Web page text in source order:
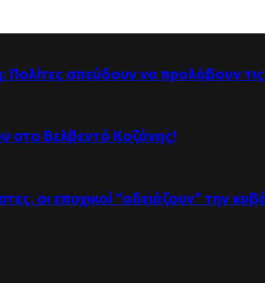
Πολίτες σπεύδουν να προλάβουν
στο Βελβεντό Κοζάνης!
οι εποχικοί “αδειάζουν” την